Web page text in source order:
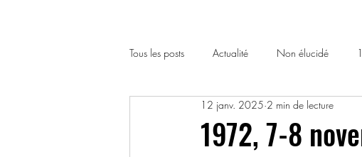
Tous les posts Actualité Non élucidé
1920-1929 1930-1939 1940-
1972, 7-8
12 janv. 2025 2 min de lecture